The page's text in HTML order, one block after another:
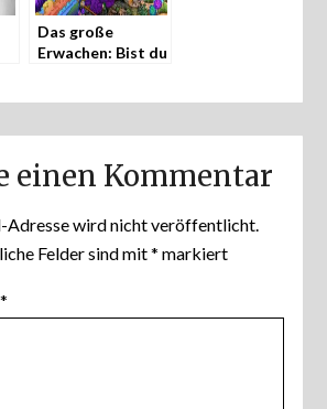
Das große
Erwachen: Bist du
einen Kommentar
Adresse wird nicht veröffentlicht.
Felder sind mit* markiert
*